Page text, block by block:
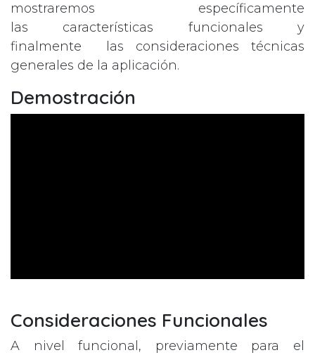
mostraremos específicamente
las características funcionales y
finalmente las consideraciones técnicas
generales de la aplicación.
Demostración
Consideraciones Funcionales
A nivel funcional, previamente para el